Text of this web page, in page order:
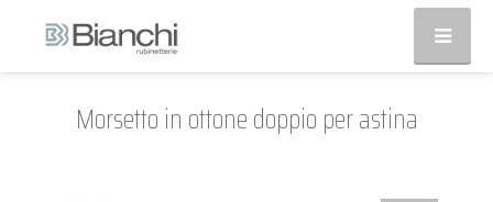
Morsetto in ottone doppio per astina